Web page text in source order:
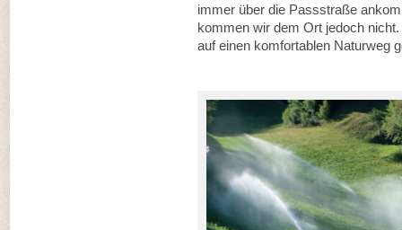
immer über die Passstraße
kommen wir dem Ort jedoch
auf einen komfortablen Naturweg